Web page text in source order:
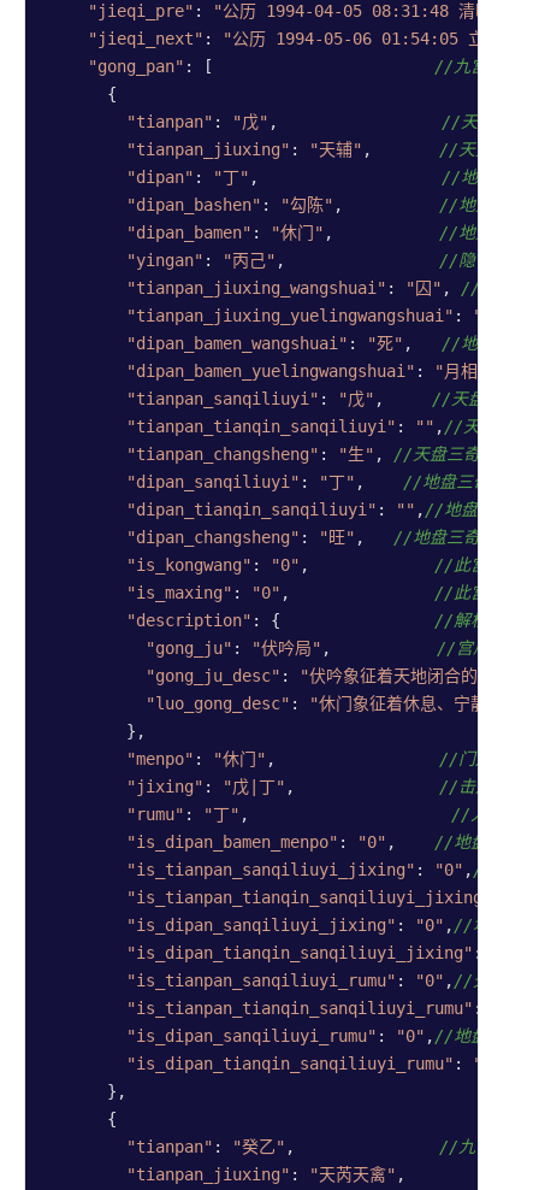
"jieqi_pre" : "公历 1994-04-05 08:31:48 清明"
"jieqi_next" : "公历 1994-05-06 01:54:05 立夏"
"gong_pan" : [ //九宫宫盘0
      {
"tianpan" : "戊" , //天盘三奇
"tianpan_jiuxing" : "天辅" , //天盘九星
"dipan" : "丁" , //地盘三奇
"dipan_bashen" : "勾陈" , //地盘八神
"dipan_bamen" : "休门" , //地盘八门
"yingan" : "丙己" , //隐干
"tianpan_jiuxing_wangshuai" : "囚" , //天盘九
"tianpan_jiuxing_yuelingwangshuai" : "月废"
"dipan_bamen_wangshuai" : "死" , //地盘八门
"dipan_bamen_yuelingwangshuai" : "月相"
"tianpan_sanqiliuyi" : "戊" , //天盘三奇
"tianpan_tianqin_sanqiliuyi" : "" ,//天盘寄宫
"tianpan_changsheng" : "生" , //天盘三奇六仪长
"dipan_sanqiliuyi" : "丁" , //地盘三奇六仪(
"dipan_tianqin_sanqiliuyi" : "" ,//地盘寄宫
"dipan_changsheng" : "旺" , //地盘三奇六仪长
"is_kongwang" : "0" , //此宫是否
"is_maxing" : "0" , //此宫是否
"description" : { //解析
"gong_ju" : "伏吟局" , //宫局信息
"gong_ju_desc" :
"伏吟象征着天地闭合的情景
"luo_gong_desc" :
"休门象征着休息、宁静、
        },
"menpo" : "休门" , //门迫
"jixing" : "戊|丁" , //击刑 如果
"rumu" : "丁" , //入墓 如
"is_dipan_bamen_menpo" : "0" , //地盘八门是
"is_tianpan_sanqiliuyi_jixing" : "0" ,//天盘
"is_tianpan_tianqin_sanqiliuyi_jixing"
"is_dipan_sanqiliuyi_jixing" : "0" ,//地盘三
"is_dipan_tianqin_sanqiliuyi_jixing" :
"is_tianpan_sanqiliuyi_rumu" : "0" ,//天盘三
"is_tianpan_tianqin_sanqiliuyi_rumu" :
"is_dipan_sanqiliuyi_rumu" : "0" ,//地盘三奇
"is_dipan_tianqin_sanqiliuyi_rumu" : "0"
      },
      {
"tianpan" : "癸乙" , //九宫宫盘1
"tianpan_jiuxing" : "天芮天禽" ,